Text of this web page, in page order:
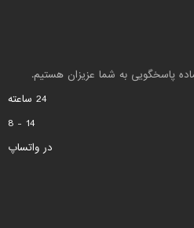
24 ساعته
14 - 8
در واتساپ